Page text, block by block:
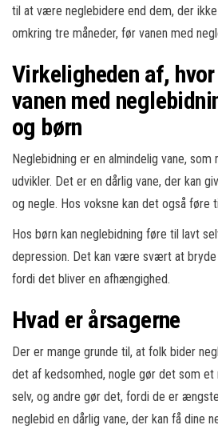
til at være neglebidere end dem, der
omkring tre måneder, før vanen med
Virkeligheden af,
vanen med
og børn
Neglebidning er en almindelig vane, som
udvikler. Det er en dårlig vane, der kan
og negle. Hos voksne kan det også føre
Hos børn kan neglebidning føre til lavt
depression. Det kan være svært at bryde
fordi det bliver en afhængighed.
Hvad er årsagerne
Der er mange grunde til, at folk bider
det af kedsomhed, nogle gør det som
selv, og andre gør det, fordi de er
neglebid en dårlig vane, der kan få dine